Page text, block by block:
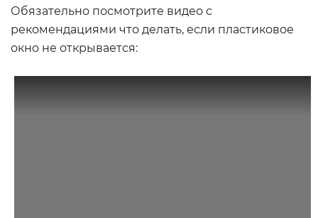
Обязательно посмотрите видео с
рекомендациями что делать, если пластиковое
окно не открывается: